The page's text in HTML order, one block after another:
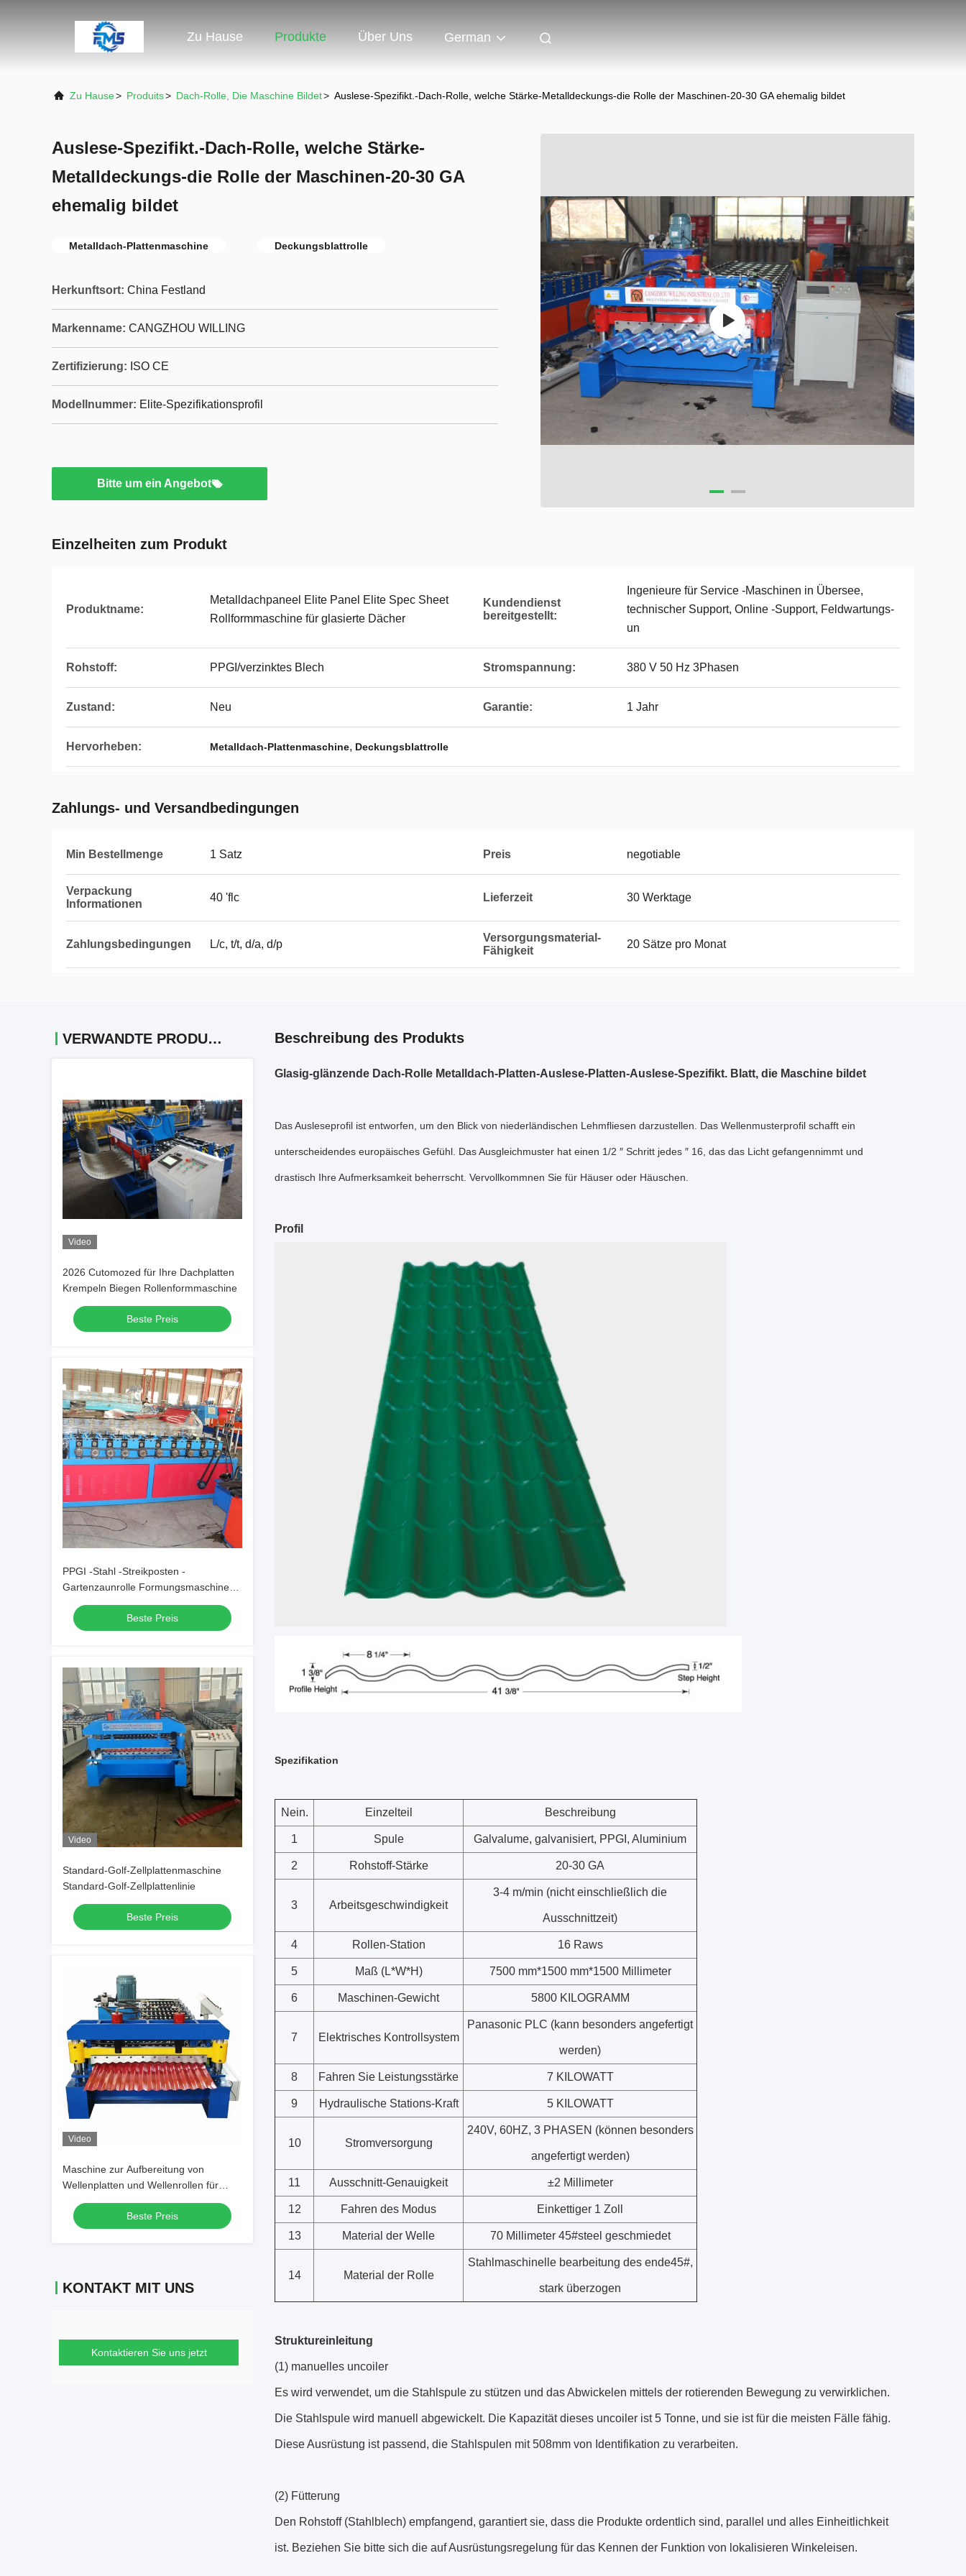
Zu Hause Produkte Über Uns German
Zu Hause> Produits> Dach-Rolle, Die Maschine Bildet> Auslese-Spezifikt.-Dach-Rolle, welche Stärke-Metalldeckungs-die Rolle der Maschinen-20-30 GA ehemalig bildet
Auslese-Spezifikt.-Dach-Rolle, welche Stärke-
Metalldeckungs-die Rolle der Maschinen-20-30 GA
ehemalig bildet
Metalldach-Plattenmaschine Deckungsblattrolle
Herkunftsort: China Festland
Markenname: CANGZHOU WILLING
Zertifizierung: ISO CE
Modellnummer: Elite-Spezifikationsprofil
Bitte um ein Angebot
Einzelheiten zum Produkt
Produktname:
Metalldachpaneel Elite Panel Elite Spec Sheet
Rollformmaschine für glasierte Dächer
Kundendienst
bereitgestellt:
Ingenieure für Service -Maschinen in Übersee,
technischer Support, Online -Support, Feldwartungs-
un
Rohstoff: PPGI/verzinktes Blech Stromspannung: 380 V 50 Hz 3Phasen
Zustand: Neu Garantie: 1 Jahr
Hervorheben: Metalldach-Plattenmaschine, Deckungsblattrolle
Zahlungs- und Versandbedingungen
Min Bestellmenge 1 Satz Preis negotiable
Verpackung
Informationen
40 'flc Lieferzeit 30 Werktage
Zahlungsbedingungen L/c, t/t, d/a, d/p
Versorgungsmaterial-
Fähigkeit
20 Sätze pro Monat
VERWANDTE PRODUKTE
Video
2026 Cutomozed für Ihre Dachplatten
Krempeln Biegen Rollenformmaschine
Beste Preis
PPGI -Stahl -Streikposten -
Gartenzaunrolle Formungsmaschine
für Europa Markt
Beste Preis
Video
Standard-Golf-Zellplattenmaschine
Standard-Golf-Zellplattenlinie
Beste Preis
Video
Maschine zur Aufbereitung von
Wellenplatten und Wellenrollen für
Dachfliesen
Beste Preis
KONTAKT MIT UNS
Kontaktieren Sie uns jetzt
Beschreibung des Produkts
Glasig-glänzende Dach-Rolle Metalldach-Platten-Auslese-Platten-Auslese-Spezifikt. Blatt, die Maschine bildet
Das Ausleseprofil ist entworfen, um den Blick von niederländischen Lehmfliesen darzustellen. Das Wellenmusterprofil schafft ein
unterscheidendes europäisches Gefühl. Das Ausgleichmuster hat einen 1/2 ″ Schritt jedes ″ 16, das das Licht gefangennimmt und
drastisch Ihre Aufmerksamkeit beherrscht. Vervollkommnen Sie für Häuser oder Häuschen.
Profil
Spezifikation
Nein. Einzelteil Beschreibung
1 Spule Galvalume, galvanisiert, PPGI, Aluminium
2 Rohstoff-Stärke 20-30 GA
3 Arbeitsgeschwindigkeit
3-4 m/min (nicht einschließlich die
Ausschnittzeit)
4 Rollen-Station 16 Raws
5 Maß (L*W*H) 7500 mm*1500 mm*1500 Millimeter
6 Maschinen-Gewicht 5800 KILOGRAMM
7 Elektrisches Kontrollsystem
Panasonic PLC (kann besonders angefertigt
werden)
8 Fahren Sie Leistungsstärke 7 KILOWATT
9 Hydraulische Stations-Kraft 5 KILOWATT
10 Stromversorgung
240V, 60HZ, 3 PHASEN (können besonders
angefertigt werden)
11 Ausschnitt-Genauigkeit ±2 Millimeter
12 Fahren des Modus Einkettiger 1 Zoll
13 Material der Welle 70 Millimeter 45#steel geschmiedet
14 Material der Rolle
Stahlmaschinelle bearbeitung des ende45#,
stark überzogen
Struktureinleitung
(1) manuelles uncoiler
Es wird verwendet, um die Stahlspule zu stützen und das Abwickelen mittels der rotierenden Bewegung zu verwirklichen.
Die Stahlspule wird manuell abgewickelt. Die Kapazität dieses uncoiler ist 5 Tonne, und sie ist für die meisten Fälle fähig.
Diese Ausrüstung ist passend, die Stahlspulen mit 508mm von Identifikation zu verarbeiten.
(2) Fütterung
Den Rohstoff (Stahlblech) empfangend, garantiert sie, dass die Produkte ordentlich sind, parallel und alles Einheitlichkeit
ist. Beziehen Sie bitte sich die auf Ausrüstungsregelung für das Kennen der Funktion von lokalisieren Winkeleisen.